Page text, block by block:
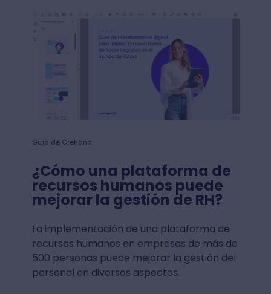
Guía de Crehana
¿Cómo una plataforma de
recursos humanos puede
mejorar la gestión de RH?
La implementación de una plataforma de
recursos humanos en empresas de más de
500 personas puede mejorar la gestión del
personal en diversos aspectos.